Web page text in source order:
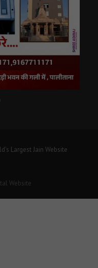
Largest Jain Website
Website